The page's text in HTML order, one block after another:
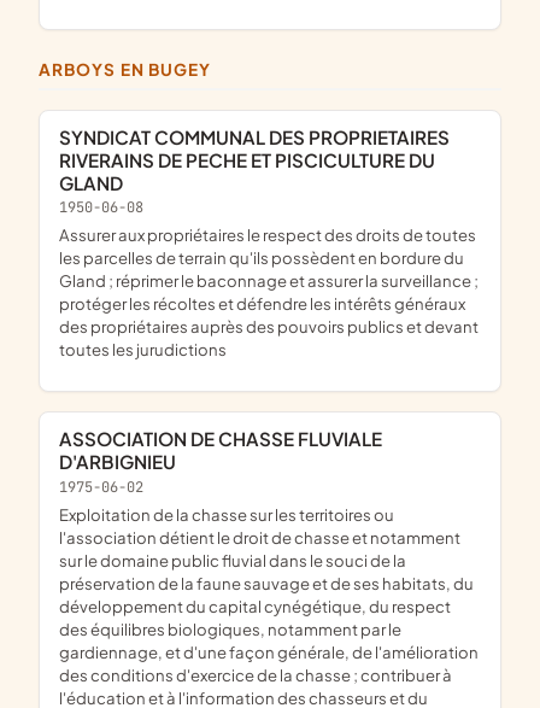
ARBOYS EN BUGEY
SYNDICAT COMMUNAL DES PROPRIETAIRES
RIVERAINS DE PECHE ET PISCICULTURE DU
GLAND
1950-06-08
assurer aux propriétaires le respect des droits de toutes
les parcelles de terrain qu'ils possèdent en bordure du
Gland ; réprimer le baconnage et assurer la surveillance ;
protéger les récoltes et défendre les intérêts généraux
des propriétaires auprès des pouvoirs publics et devant
toutes les jurudictions
ASSOCIATION DE CHASSE FLUVIALE
D'ARBIGNIEU
1975-06-02
exploitation de la chasse sur les territoires ou
l'association détient le droit de chasse et notamment
sur le domaine public fluvial dans le souci de la
préservation de la faune sauvage et de ses habitats, du
développement du capital cynégétique, du respect
des équilibres biologiques, notamment par le
gardiennage, et d'une façon générale, de l'amélioration
des conditions d'exercice de la chasse ; contribuer à
l'éducation et à l'information des chasseurs et du